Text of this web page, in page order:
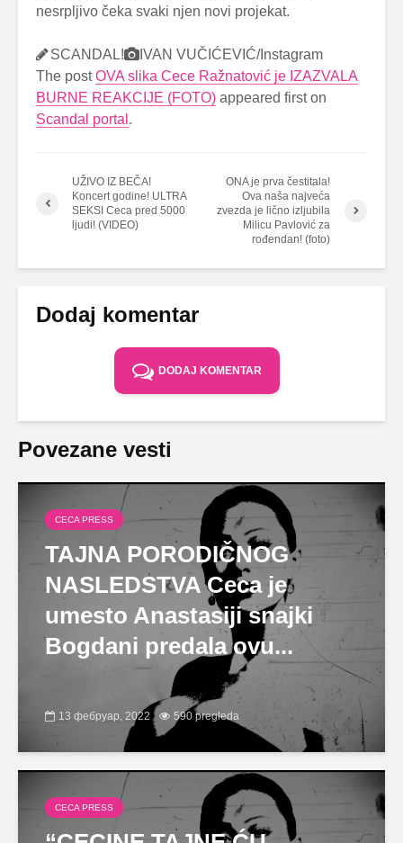
nesrpljivo čeka svaki njen novi projekat.
SCANDAL!
IVAN VUČIĆEVIĆ/Instagram
The postOVA slika Cece Ražnatović je IZAZVALA
BURNE REAKCIJE (FOTO) appeared first on
Scandal portal .
UŽIVO IZ BEČA!
Koncert godine! ULTRA
SEKSI Ceca pred 5000
ljudi! (VIDEO)
ONA je prva čestitala!
Ova naša najveća
zvezda je lično izljubila
Milicu Pavlović za
rođendan! (foto)
Dodaj komentar
DODAJ KOMENTAR
Povezane vesti
CECA PRESS
TAJNA PORODIČNOG
NASLEDSTVA Ceca je
umesto Anastasiji snajki
Bogdani predala ovu...
13 фебруар, 2022 590 pregleda
CECA PRESS